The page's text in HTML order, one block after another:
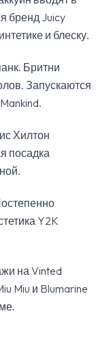
бренд Juicy
и блеску.
Бритни
Запускаются
Хилтон
посадка
Y2K
на Vinted
Miu и Blumarine